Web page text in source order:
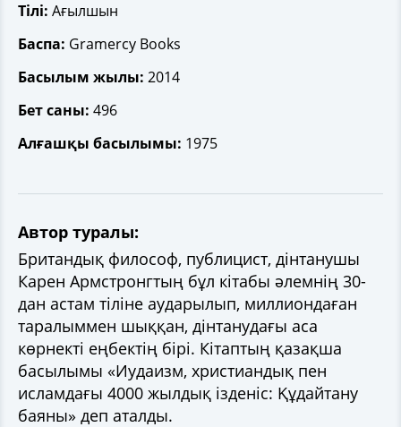
Тілі: Ағылшын
Баспа: Gramercy Books
Басылым жылы: 2014
Бет саны: 496
Алғашқы басылымы: 1975
Автор туралы:
Британдық философ, публицист, дінтанушы
Карен Армстронгтың бұл кітабы әлемнің 30-
дан астам тіліне аударылып, миллиондаған
таралыммен шыққан, дінтанудағы аса
көрнекті еңбектің бірі. Кітаптың қазақша
басылымы «Иудаизм, христиандық пен
исламдағы 4000 жылдық ізденіс: Құдайтану
баяны» деп аталды.